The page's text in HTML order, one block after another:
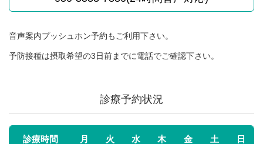
音声案内プッシュホン予約もご利用下さい。
予防接種は摂取希望の3日前までに電話でご確認下さい。
診療予約状況
診療時間 月 火 水 木 金 土 日